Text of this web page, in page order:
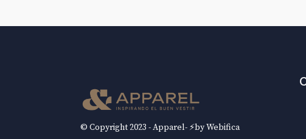
© Copyright 2023 - Apparel- ⚡by Webifica